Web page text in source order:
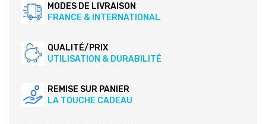
MODES DE LIVRAISON
FRANCE & INTERNATIONAL
QUALITÉ/PRIX
UTILISATION & DURABILITÉ
REMISE SUR PANIER
LA TOUCHE CADEAU